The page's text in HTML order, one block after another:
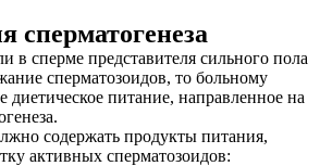
сперматогенеза
в сперме представителя сильного пола
сперматозоидов, то больному
диетическое питание, направленное на
содержать продукты питания,
активных сперматозоидов: